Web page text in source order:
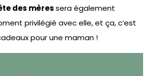
des mèressera également
privilégié avec elle, et ça, c’est
pour une maman !